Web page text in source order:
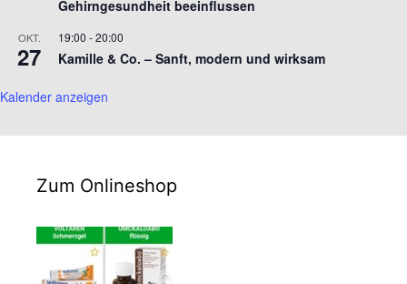
Gehirngesundheit beeinflussen
OKT.
27
19:00 -20:00
Kamille & Co. – Sanft, modern und wirksam
Kalender anzeigen
Zum Onlineshop